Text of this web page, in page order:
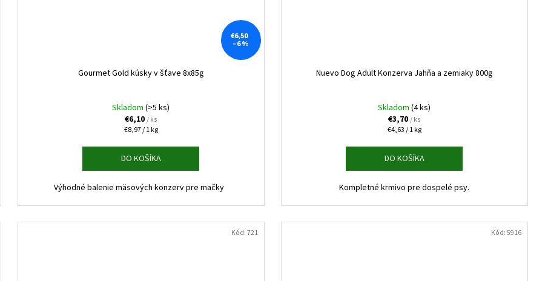
€6,50
–6 %
Gourmet Gold kúsky v šťave 8x85g
Skladom(>5 ks)
€6,10/ ks
Jednotková
€8,97 / 1 kg
DO KOŠÍKA
Výhodné balenie mäsových konzerv pre mačky
Nuevo Dog Adult Konzerva Jahňa a zemiaky 800g
Skladom(4 ks)
€3,70/ ks
Jednotková
€4,63 / 1 kg
DO KOŠÍKA
Kompletné krmivo pre dospelé psy.
Kód:721 Kód:5916